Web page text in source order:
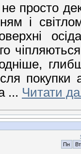
просто
і
... Читати
Пн
Вт